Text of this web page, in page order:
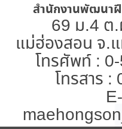
สำนักงานพัฒนา
69 ม.4 ต.
แม่ฮ่องสอน จ.
โทรศัพท์ :
โทรสาร